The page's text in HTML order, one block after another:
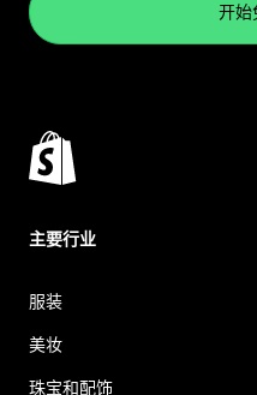
开始
主要行业
服装
美妆
珠宝和配饰